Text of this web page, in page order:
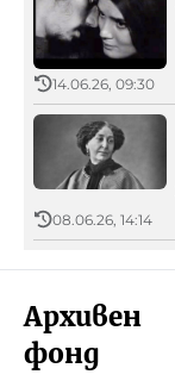
14.06.26, 09:30
08.06.26, 14:14
Архивен
фонд